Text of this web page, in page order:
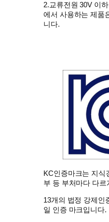
​2.교류전원 30V 이
에서 사용하는 제품
니다.
KC인증마크는 지식
부 등 부처마다 다르
13개의 법정 강제인
일 인증 마크입니다.